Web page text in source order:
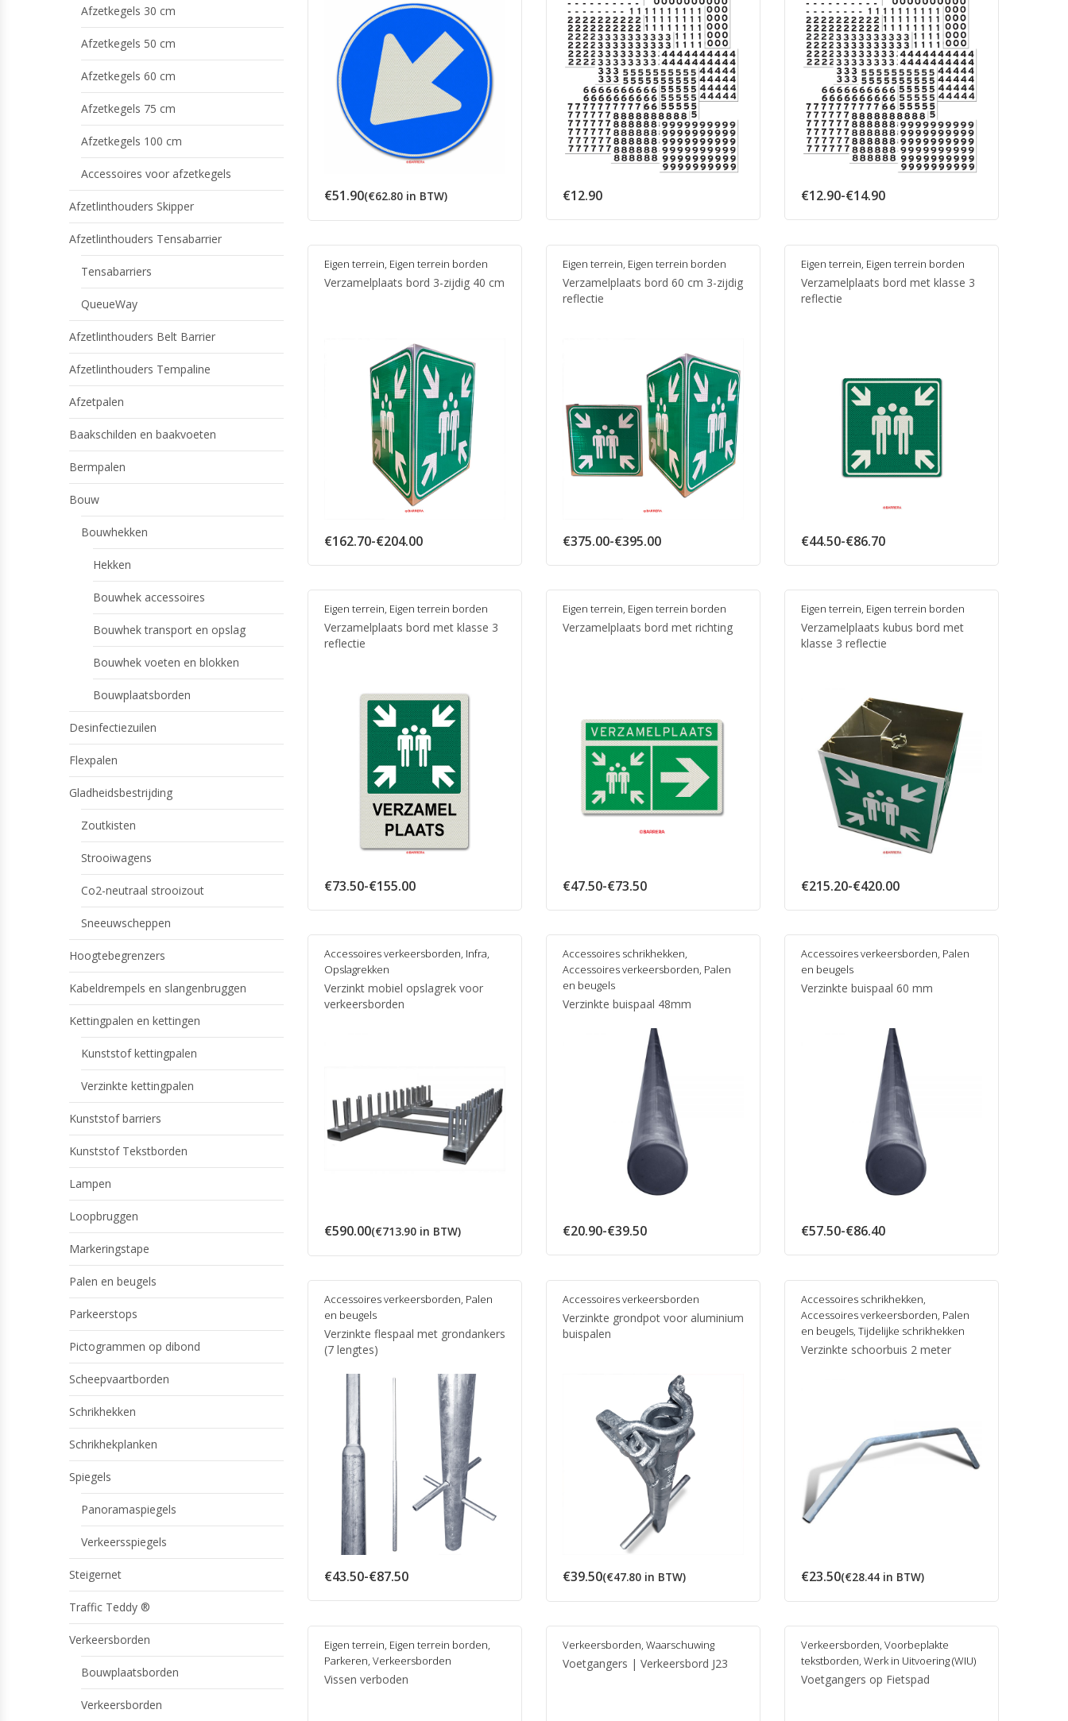
€51.90(€62.80 in BTW) €12.90 €12.90-€14.90Prijsklasse:
€14.90
Eigen terrein, Eigen terrein borden
Verzamelplaats bord 3-zijdig 40 cm
€162.70-€204.00Prijsklasse:
€204.00
Eigen terrein, Eigen terrein borden
Verzamelplaats bord 60 cm 3-zijdig
reflectie
€375.00-€395.00Prijsklasse:
€395.00
Eigen terrein, Eigen terrein borden
Verzamelplaats bord met klasse 3
reflectie
€44.50-€86.70Prijsklasse:
€86.70
Eigen terrein, Eigen terrein borden
Verzamelplaats bord met klasse 3
reflectie
€73.50-€155.00Prijsklasse:
€155.00
Eigen terrein, Eigen terrein borden
Verzamelplaats bord met richting
€47.50-€73.50Prijsklasse:
€73.50
Eigen terrein, Eigen terrein borden
Verzamelplaats kubus bord met
klasse 3 reflectie
€215.20-€420.00Prijsklasse:
€420.00
Accessoires verkeersborden, Infra,
Opslagrekken
Verzinkt mobiel opslagrek voor
verkeersborden
€590.00(€713.90 in BTW)
Accessoires schrikhekken,
Accessoires verkeersborden, Palen
en beugels
Verzinkte buispaal 48mm
€20.90-€39.50Prijsklasse:
€39.50
Accessoires verkeersborden, Palen
en beugels
Verzinkte buispaal 60 mm
€57.50-€86.40Prijsklasse:
€86.40
Accessoires verkeersborden, Palen
en beugels
Verzinkte flespaal met grondankers
(7 lengtes)
€43.50-€87.50Prijsklasse:
€87.50
Accessoires verkeersborden
Verzinkte grondpot voor aluminium
buispalen
€39.50(€47.80in BTW)
Accessoires schrikhekken,
Accessoires verkeersborden, Palen
en beugels, Tijdelijke schrikhekken
Verzinkte schoorbuis 2 meter
€23.50(€28.44in BTW)
Eigen terrein, Eigen terrein borden,
Parkeren, Verkeersborden
Vissen verboden
Verkeersborden, Waarschuwing
Voetgangers | Verkeersbord J23
Verkeersborden, Voorbeplakte
tekstborden, Werk in Uitvoering (WIU)
Voetgangers op Fietspad
Afzetkegels 30 cm
Afzetkegels 50 cm
Afzetkegels 60 cm
Afzetkegels 75 cm
Afzetkegels 100 cm
Accessoires voor afzetkegels
Afzetlinthouders Skipper
Afzetlinthouders Tensabarrier
Tensabarriers
QueueWay
Afzetlinthouders Belt Barrier
Afzetlinthouders Tempaline
Afzetpalen
Baakschilden en baakvoeten
Bermpalen
Bouw
Bouwhekken
Hekken
Bouwhek accessoires
Bouwhek transport en opslag
Bouwhek voeten en blokken
Bouwplaatsborden
Desinfectiezuilen
Flexpalen
Gladheidsbestrijding
Zoutkisten
Strooiwagens
Co2-neutraal strooizout
Sneeuwscheppen
Hoogtebegrenzers
Kabeldrempels en slangenbruggen
Kettingpalen en kettingen
Kunststof kettingpalen
Verzinkte kettingpalen
Kunststof barriers
Kunststof Tekstborden
Lampen
Loopbruggen
Markeringstape
Palen en beugels
Parkeerstops
Pictogrammen op dibond
Scheepvaartborden
Schrikhekken
Schrikhekplanken
Spiegels
Panoramaspiegels
Verkeersspiegels
Steigernet
Traffic Teddy ®
Verkeersborden
Bouwplaatsborden
Verkeersborden